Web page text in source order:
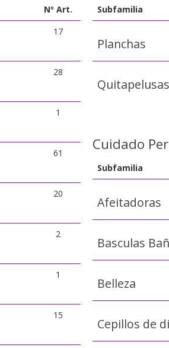
Nº Art.
17
28
1
61
20
2
1
15
Subfamilia
Planchas
Quitapelusas
Cuidado
Subfamilia
Afeitadoras
Basculas
Belleza
Cepillos de